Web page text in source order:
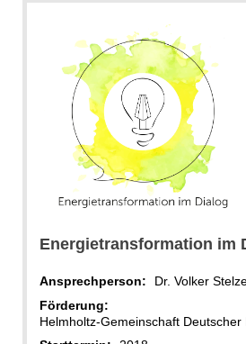
Energietransformation im
Ansprechperson:
Dr. Volker
Förderung:
Helmholtz-Gemeinschaft